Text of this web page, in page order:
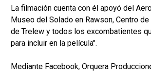
La filmación cuenta con él apoyó del
Museo del Solado en Rawson, Centro
de Trelew y todos los excombatientes
para incluir en la película".
Mediante Facebook, Orquera